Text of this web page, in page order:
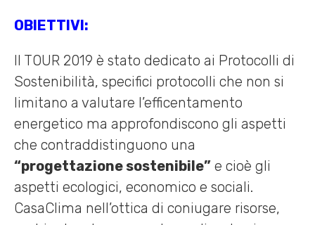
OBIETTIVI:
Il TOUR 2019 è stato dedicato ai Protocolli di
Sostenibilità, specifici protocolli che non si
limitano a valutare l’efficentamento
energetico ma approfondiscono gli aspetti
che contraddistinguono una
“progettazione sostenibile” e cioè gli
aspetti ecologici, economico e sociali.
CasaClima nell’ottica di coniugare risorse,